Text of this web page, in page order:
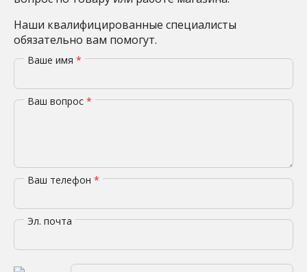
Наши квалифицированные специалисты
обязательно вам помогут.
Ваше имя *
Ваш вопрос *
Ваш телефон *
Эл. почта